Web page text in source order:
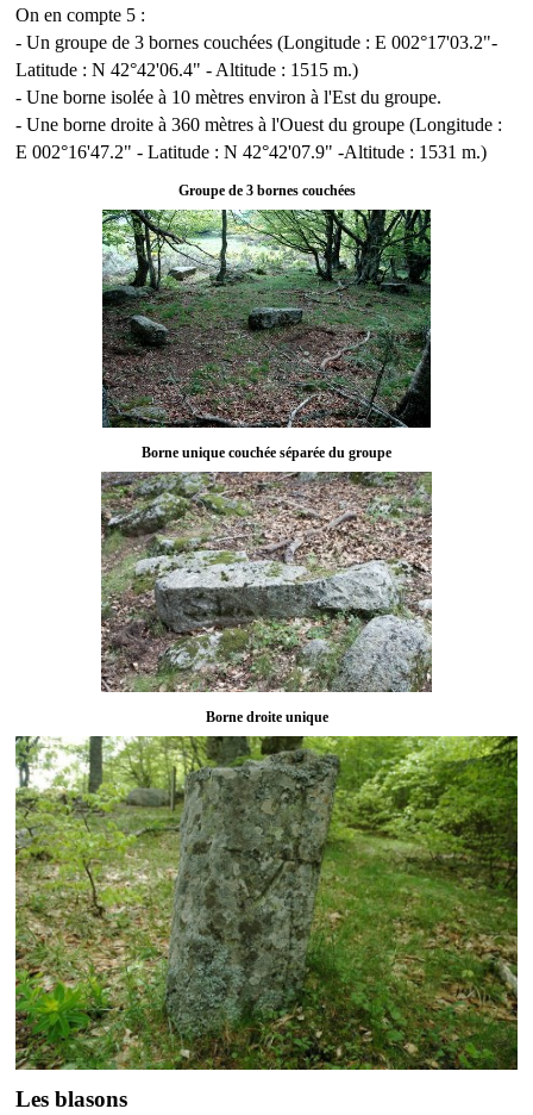
On en compte 5 :
- Un groupe de 3 bornes couchées (Longitude : E 002°17'03.2"-
Latitude : N 42°42'06.4" - Altitude : 1515 m.)
- Une borne isolée à 10 mètres environ à l'Est du groupe.
- Une borne droite à 360 mètres à l'Ouest du groupe (Longitude :
E 002°16'47.2" - Latitude : N 42°42'07.9" -Altitude : 1531 m.)
Groupe de 3 bornes couchées
Borne unique couchée séparée du groupe
Borne droite unique
Les blasons